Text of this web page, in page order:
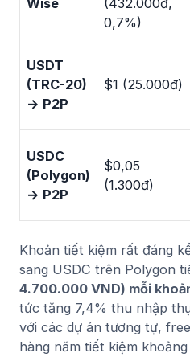
0,7%)
USDT
(TRC-20)
→ P2P
$1 (25.000đ)
USDC
(Polygon)
→ P2P
$0,05
(1.300đ)
Khoản tiết kiệm rất đáng
sang USDC trên Polygon
4.700.000 VND) mỗi
tức tăng 7,4% thu nhập
với các dự án tương tự,
hàng năm tiết kiệm khoảng